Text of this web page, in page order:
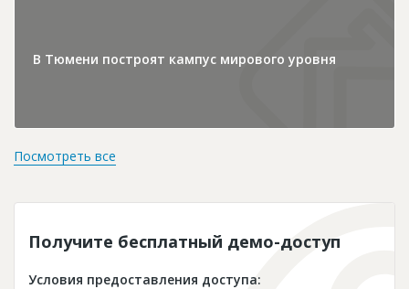
В Тюмени построят кампус мирового уровня
Посмотреть все
Получите бесплатный демо-доступ
Условия предоставления доступа: